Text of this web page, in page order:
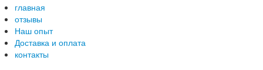
главная
отзывы
Наш опыт
Доставка и оплата
контакты